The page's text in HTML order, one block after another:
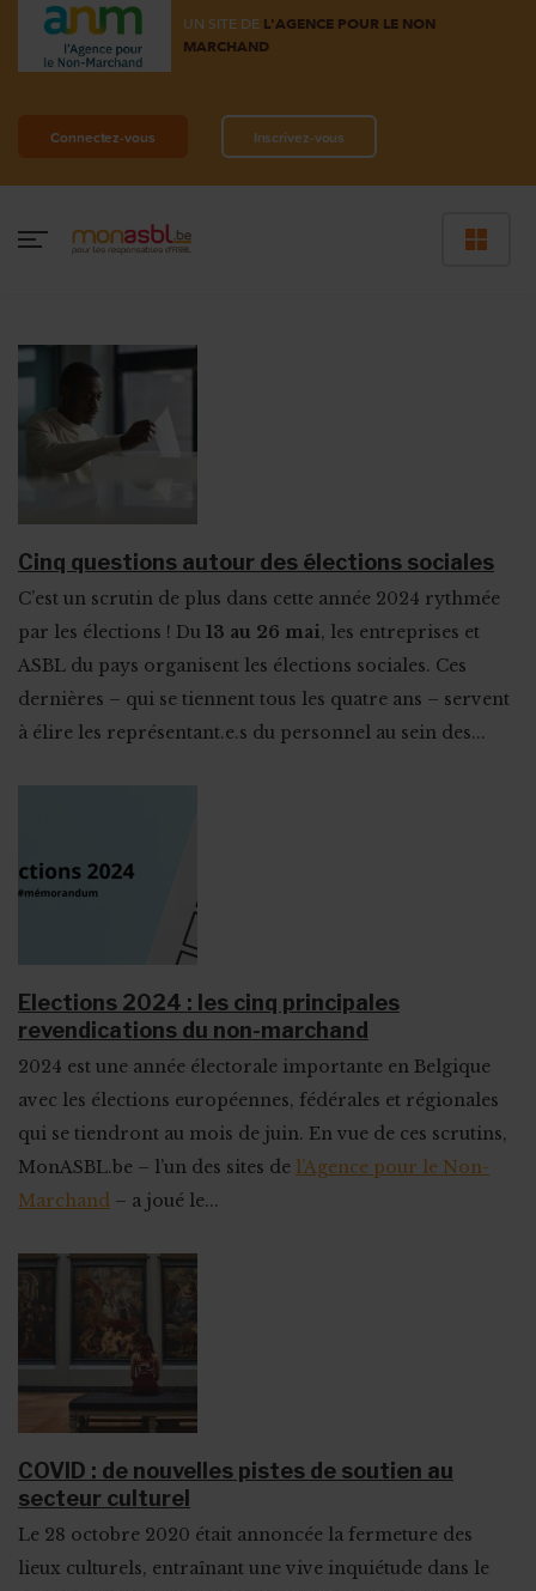
UN SITE DE L'AGENCE POUR LE NON
MARCHAND
Connectez-vous Inscrivez-vous
Cinq questions autour des élections sociales
C’est un scrutin de plus dans cette année 2024 rythmée
par les élections ! Du 13 au 26 mai, les entreprises et
ASBL du pays organisent les élections sociales. Ces
dernières – qui se tiennent tous les quatre ans – servent
à élire les représentant.e.s du personnel au sein des...
Elections 2024 : les cinq principales
revendications du non-marchand
2024 est une année électorale importante en Belgique
avec les élections européennes, fédérales et régionales
qui se tiendront au mois de juin. En vue de ces scrutins,
MonASBL.be – l’un des sites de l’Agence pour le Non-
Marchand – a joué le...
COVID : de nouvelles pistes de soutien au
secteur culturel
Le 28 octobre 2020 était annoncée la fermeture des
lieux culturels, entraînant une vive inquiétude dans le